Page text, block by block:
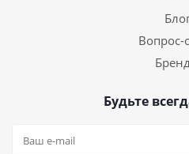
Вопрос-
Будьте